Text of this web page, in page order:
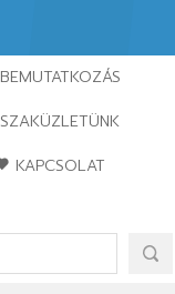
BEMUTATKOZÁS
SZAKÜZLETÜNK
KAPCSOLAT